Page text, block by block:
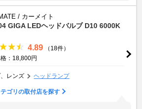
/ カーメイト
GIGA LEDヘッドバルブ D10 6000K
4.89
（18件）
：18,800円
レンズ ヘッドランプ
ゴリの取付店を探す